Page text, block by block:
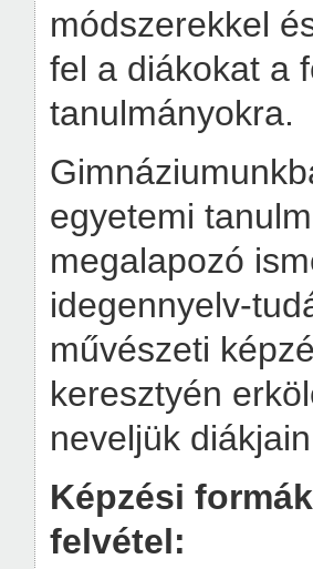
módszerekkel
fel a diákokat a
tanulmányokra.
egyetemi
megalapozó
idegennyelv-
művészeti
keresztyén
neveljük
Képzési
felvétel: